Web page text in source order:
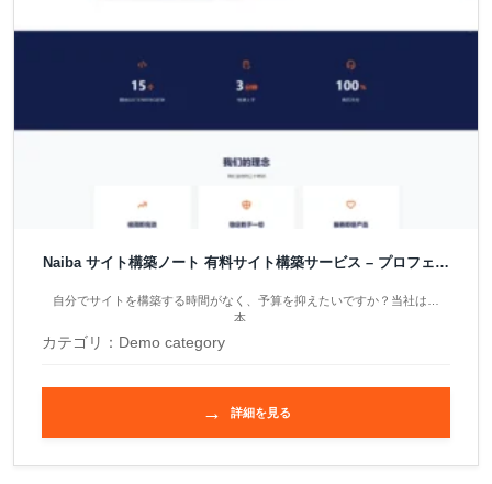
Naiba サイト構築ノート 有料サイト構築サービス – プロフェッ
自分でサイトを構築する時間がなく、予算を抑えたいですか？当社は基
本…
カテゴリ： Demo category
→ 詳細を見る